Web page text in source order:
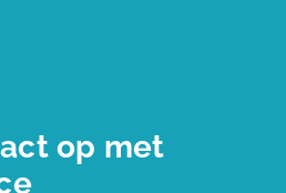
op met